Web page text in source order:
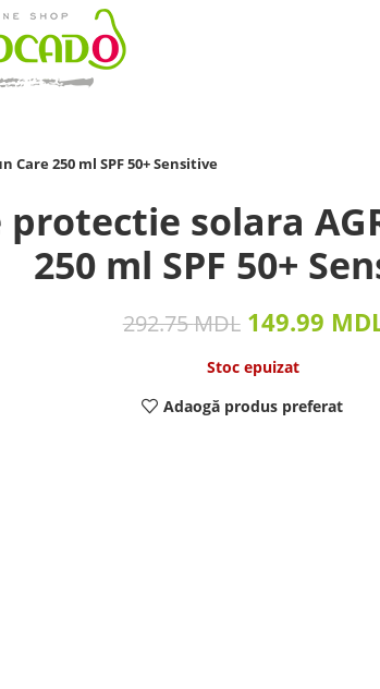
250 ml SPF 50+ Sensitive
solara
250 ml SPF 50+
292.75MDL 149.99
Stoc epuizat
Adaogă produs preferat